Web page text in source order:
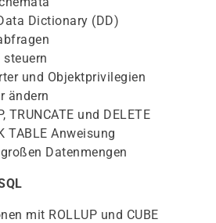
Dictionary (DD)
und Objektprivilegien
ändern
TRUNCATE und DELETE
TABLE Anweisung
Datenmengen
mit ROLLUP und CUBE